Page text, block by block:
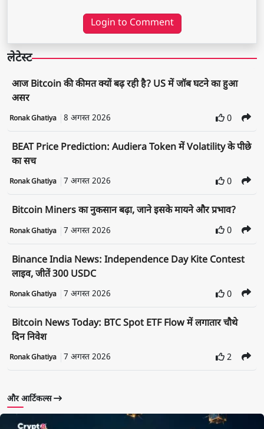
Login to Comment
लेटेस्ट
आज Bitcoin की कीमत क्यों बढ़ रही है? US में जॉब घटने का हुआ
असर
Ronak Ghatiya 8 अगस्त 2026 0
BEAT Price Prediction: Audiera Token में Volatility के पीछे
का सच
Ronak Ghatiya 7 अगस्त 2026 0
Bitcoin Miners का नुकसान बढ़ा, जाने इसके मायने और प्रभाव?
Ronak Ghatiya 7 अगस्त 2026 0
Binance India News: Independence Day Kite Contest
लाइव, जीतें 300 USDC
Ronak Ghatiya 7 अगस्त 2026 0
Bitcoin News Today: BTC Spot ETF Flow में लगातार चौथे
दिन निवेश
Ronak Ghatiya 7 अगस्त 2026 2
और आर्टिकल्स